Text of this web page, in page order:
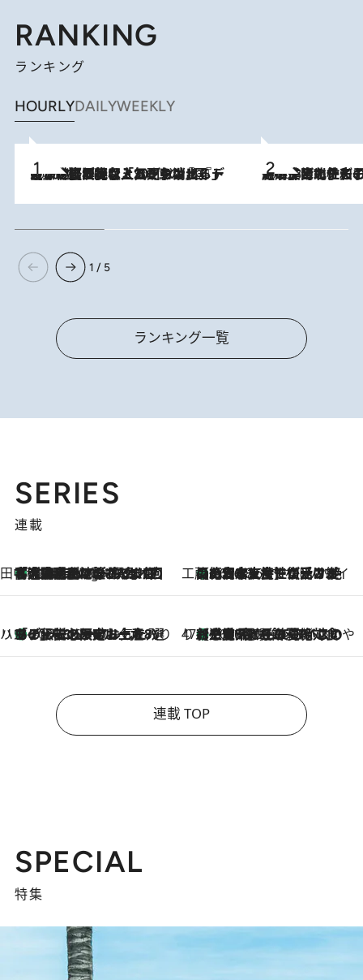
RANKING
ランキング
HOURLYDAILYWEEKLY
2026.8.5
【なぜ吉沢亮は「気配を消せる」のか？】興行収入208億の『国宝』を経て挑むミュージカル『ディア・エヴァン・ハンセン』。トップ俳優が舞台上でさらけ出した“孤独”とは 2026.8.3
《「文士の子ども被害者の会」発足！》阿川佐和子（72）が語る遠藤周作に北杜夫、劇作家・矢代静一の子どもたちの“文豪プライベート事件簿”
1 / 5
ランキング一覧
SERIES
連載
田中稲の勝手に再ブーム
4 Hours Ago
「湘南乃風に憧れて」観客大盛上がりの“タオル回し”に、ラッパー顔負けの高速歌唱まで…さだまさし（74）のアグレッシブすぎる現在地 工藤まやのおもてなしハワイ
2026.8.6
【ハワイ土産】ローカルの絶大な支持で復活！ 絶品の幻クッキー《元ファンの日本人女性が受け継いだ名店》
ハワイ賢者 リサのお気に入りリスト2026.8.6
あの伝説の限定トートも！ リニューアルした「ディーン＆デルーカ ハワイ」で必須のお土産8選 47都道府県の手みやげ ひんやりスイーツで夏を満喫
2026.8.6
【三重県】この夏絶対食べたい 冷やしておいしいおやつ3選 お餅×アイスの新感覚スイーツ
連載 TOP
SPECIAL
特集